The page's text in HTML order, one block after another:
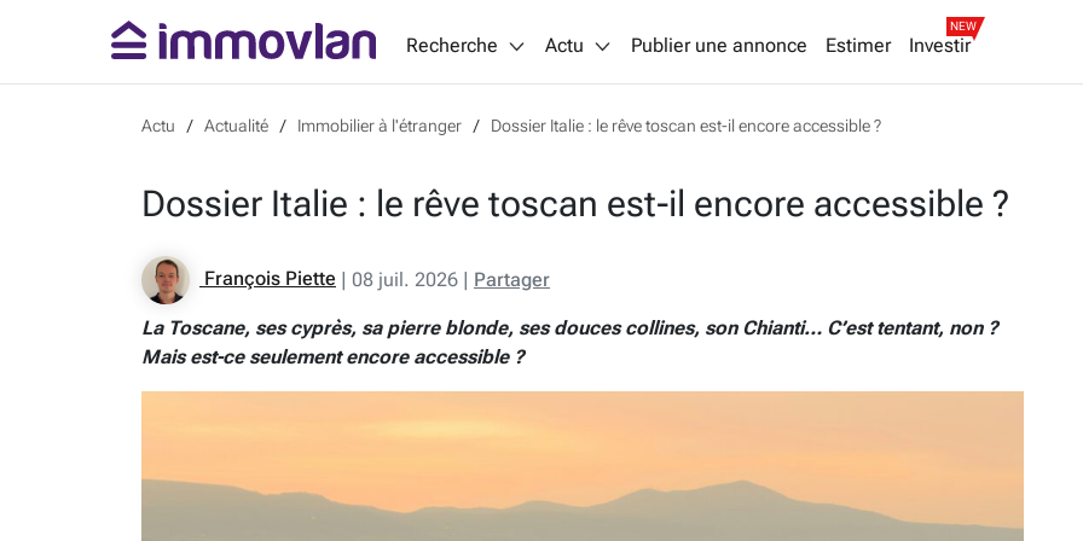
Recherche Actu Publier une annonce Estimer Investir
NEW
Actu Actualité Immobilier à l'étranger Dossier Italie : le rêve toscan est-il encore accessible ?
Dossier Italie : le rêve toscan est-il encore accessible ?
François Piette | 08 juil. 2026 | Partager
La Toscane, ses cyprès, sa pierre blonde, ses douces collines, son Chianti… C’est tentant, non ?
Mais est-ce seulement encore accessible ?